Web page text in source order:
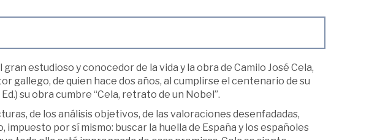
estudioso y conocedor de la vida y la obra de Camilo José Cela,
gallego, de quien hace dos años, al cumplirse el centenario de su
su obra cumbre “Cela, retrato de un Nobel”.
de los análisis objetivos, de las valoraciones desenfadadas,
por sí mismo: buscar la huella de España y los españoles